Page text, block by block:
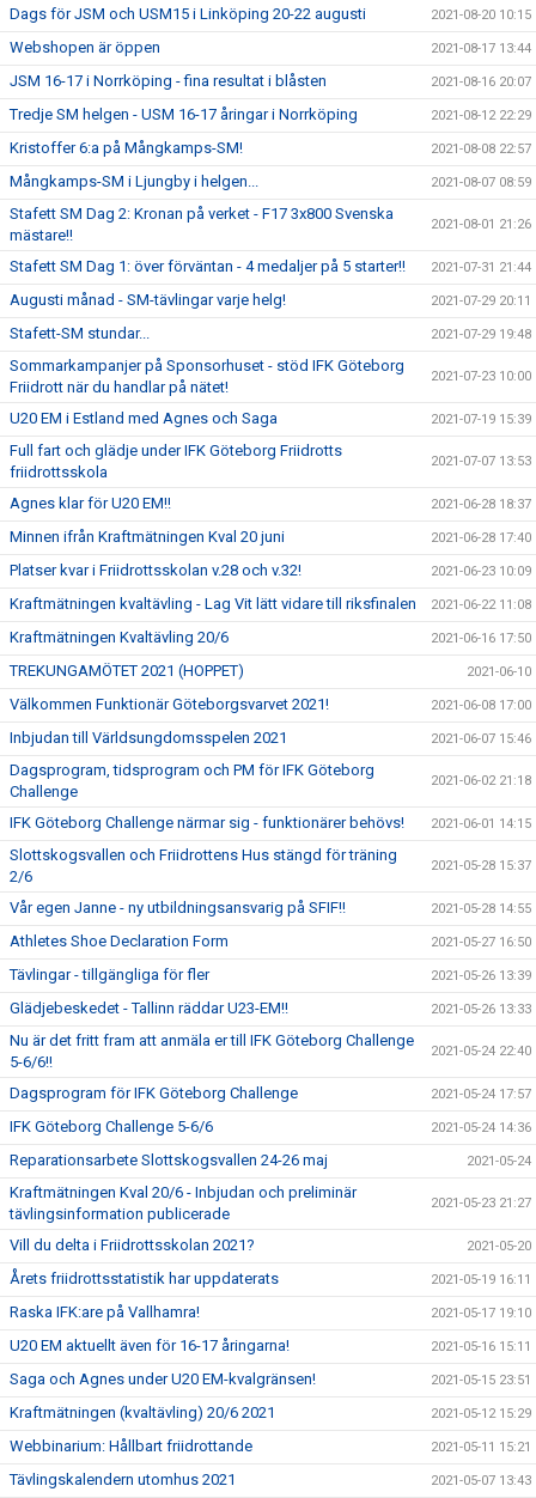
Dags för JSM och USM15 i Linköping 20-22 augusti 2021-08-20 10:15
Webshopen är öppen 2021-08-17 13:44
JSM 16-17 i Norrköping - fina resultat i blåsten 2021-08-16 20:07
Tredje SM helgen - USM 16-17 åringar i Norrköping 2021-08-12 22:29
Kristoffer 6:a på Mångkamps-SM! 2021-08-08 22:57
Mångkamps-SM i Ljungby i helgen... 2021-08-07 08:59
Stafett SM Dag 2: Kronan på verket - F17 3x800 Svenska
mästare!!
2021-08-01 21:26
Stafett SM Dag 1: över förväntan - 4 medaljer på 5 starter!! 2021-07-31 21:44
Augusti månad - SM-tävlingar varje helg! 2021-07-29 20:11
Stafett-SM stundar... 2021-07-29 19:48
Sommarkampanjer på Sponsorhuset - stöd IFK Göteborg
Friidrott när du handlar på nätet!
2021-07-23 10:00
U20 EM i Estland med Agnes och Saga 2021-07-19 15:39
Full fart och glädje under IFK Göteborg Friidrotts
friidrottsskola
2021-07-07 13:53
Agnes klar för U20 EM!! 2021-06-28 18:37
Minnen ifrån Kraftmätningen Kval 20 juni 2021-06-28 17:40
Platser kvar i Friidrottsskolan v.28 och v.32! 2021-06-23 10:09
Kraftmätningen kvaltävling - Lag Vit lätt vidare till riksfinalen 2021-06-22 11:08
Kraftmätningen Kvaltävling 20/6 2021-06-16 17:50
TREKUNGAMÖTET 2021 (HOPPET) 2021-06-10
Välkommen Funktionär Göteborgsvarvet 2021! 2021-06-08 17:00
Inbjudan till Världsungdomsspelen 2021 2021-06-07 15:46
Dagsprogram, tidsprogram och PM för IFK Göteborg
Challenge
2021-06-02 21:18
IFK Göteborg Challenge närmar sig - funktionärer behövs! 2021-06-01 14:15
Slottskogsvallen och Friidrottens Hus stängd för träning
2/6
2021-05-28 15:37
Vår egen Janne - ny utbildningsansvarig på SFIF!! 2021-05-28 14:55
Athletes Shoe Declaration Form 2021-05-27 16:50
Tävlingar - tillgängliga för fler 2021-05-26 13:39
Glädjebeskedet - Tallinn räddar U23-EM!! 2021-05-26 13:33
Nu är det fritt fram att anmäla er till IFK Göteborg Challenge
5-6/6!!
2021-05-24 22:40
Dagsprogram för IFK Göteborg Challenge 2021-05-24 17:57
IFK Göteborg Challenge 5-6/6 2021-05-24 14:36
Reparationsarbete Slottskogsvallen 24-26 maj 2021-05-24
Kraftmätningen Kval 20/6 - Inbjudan och preliminär
tävlingsinformation publicerade
2021-05-23 21:27
Vill du delta i Friidrottsskolan 2021? 2021-05-20
Årets friidrottsstatistik har uppdaterats 2021-05-19 16:11
Raska IFK:are på Vallhamra! 2021-05-17 19:10
U20 EM aktuellt även för 16-17 åringarna! 2021-05-16 15:11
Saga och Agnes under U20 EM-kvalgränsen! 2021-05-15 23:51
Kraftmätningen (kvaltävling) 20/6 2021 2021-05-12 15:29
Webbinarium: Hållbart friidrottande 2021-05-11 15:21
Tävlingskalendern utomhus 2021 2021-05-07 13:43